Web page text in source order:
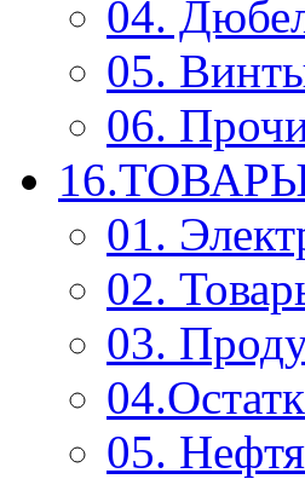
04.
05.
06.
01.
02.
03.
05.